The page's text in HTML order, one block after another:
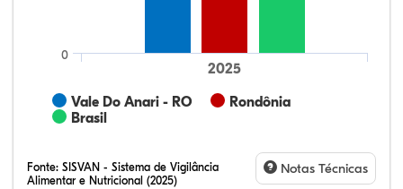
Vale Do Anari - RO
Rondônia
Brasil
2025
0
Fonte: SISVAN - Sistema de Vigilância
Alimentar e Nutricional (2025)
Notas Técnicas